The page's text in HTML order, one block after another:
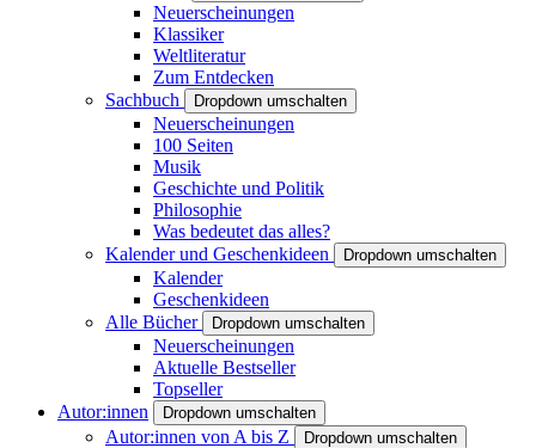
Neuerscheinungen
Klassiker
Weltliteratur
Zum Entdecken
Sachbuch
Dropdown umschalten
Neuerscheinungen
100 Seiten
Musik
Geschichte und Politik
Philosophie
Was bedeutet das alles?
Kalender und Geschenkideen
Dropdown umschalten
Kalender
Geschenkideen
Alle Bücher
Dropdown umschalten
Neuerscheinungen
Aktuelle Bestseller
Topseller
Autor:innen
Dropdown umschalten
Autor:innen von A bis Z Dropdown umschalten